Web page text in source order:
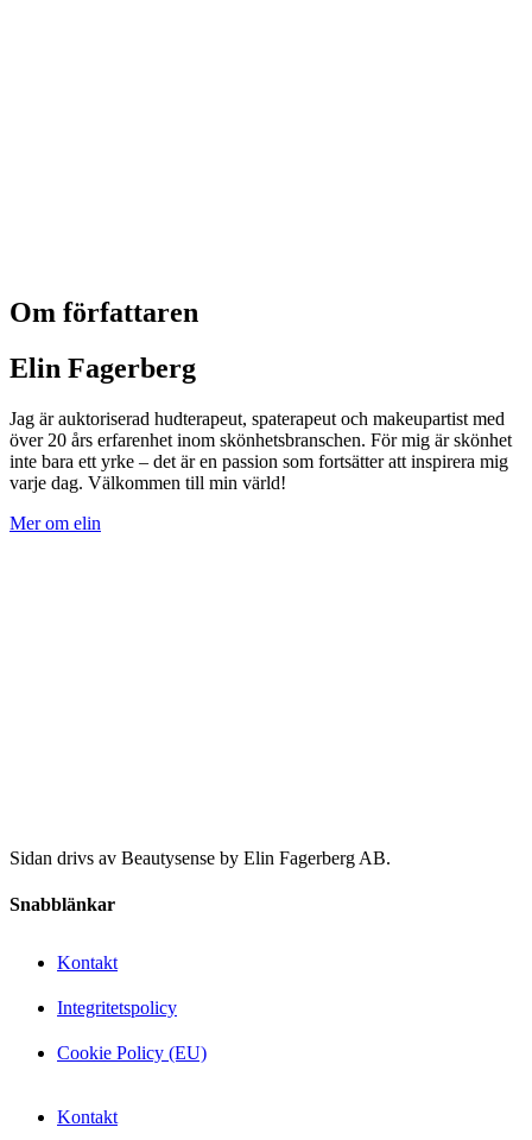
Om författaren
Elin Fagerberg
Jag är auktoriserad hudterapeut, spaterapeut och makeupartist med
över 20 års erfarenhet inom skönhetsbranschen. För mig är skönhet
inte bara ett yrke – det är en passion som fortsätter att inspirera mig
varje dag. Välkommen till min värld!
Mer om elin
Sidan drivs av Beautysense by Elin Fagerberg AB.
Snabblänkar
Kontakt
Integritetspolicy
Cookie Policy (EU)
Kontakt